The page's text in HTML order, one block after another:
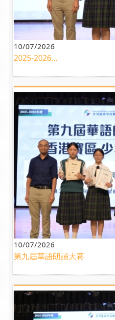
10/07/2026
2025-2026...
10/07/2026
第九屆華語朗誦大賽